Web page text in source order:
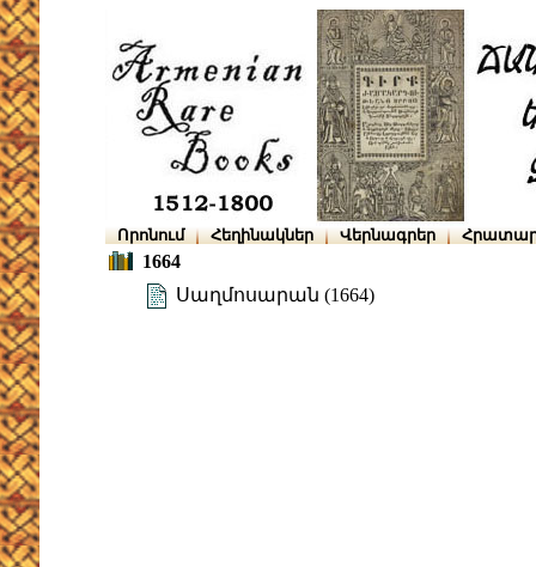
Որոնում Հեղինակներ Վերնագրեր
1664
Սաղմոսարան (1664)